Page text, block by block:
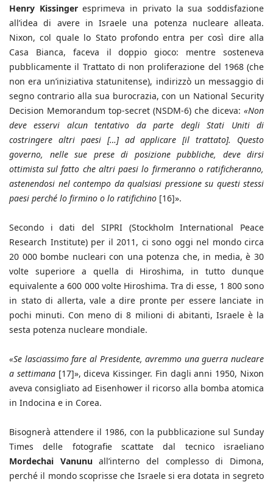
Henry Kissingeresprimeva in privato la sua soddisfazione
all’idea di avere in Israele una potenza nucleare alleata.
Nixon, col quale lo Stato profondo entra per così dire alla
Casa Bianca, faceva il doppio gioco: mentre sosteneva
pubblicamente il Trattato di non proliferazione del 1968 (che
non era un’iniziativa statunitense), indirizzò un messaggio di
segno contrario alla sua burocrazia, con un National Security
Decision Memorandum top-secret (NSDM-6) che diceva: «Non
deve esservi alcun tentativo da parte degli Stati Uniti di
costringere altri paesi […] ad applicare [il trattato]. Questo
governo, nelle sue prese di posizione pubbliche, deve dirsi
ottimista sul fatto che altri paesi lo firmeranno o ratificheranno,
astenendosi nel contempo da qualsiasi pressione su questi stessi
paesi perché lo firmino o lo ratifichino [16]».
Secondo i dati del SIPRI (Stockholm International Peace
Research Institute) per il 2011, ci sono oggi nel mondo circa
20 000 bombe nucleari con una potenza che, in media, è 30
volte superiore a quella di Hiroshima, in tutto dunque
equivalente a 600 000 volte Hiroshima. Tra di esse, 1 800 sono
in stato di allerta, vale a dire pronte per essere lanciate in
pochi minuti. Con meno di 8 milioni di abitanti, Israele è la
sesta potenza nucleare mondiale.
«Se lasciassimo fare al Presidente, avremmo una guerra nucleare
a settimana[17]», diceva Kissinger. Fin dagli anni 1950, Nixon
aveva consigliato ad Eisenhower il ricorso alla bomba atomica
in Indocina e in Corea.
Bisognerà attendere il 1986, con la pubblicazione sul Sunday
Times delle fotografie scattate dal tecnico israeliano
Mordechai Vanunuall’interno del complesso di Dimona,
perché il mondo scoprisse che Israele si era dotata in segreto